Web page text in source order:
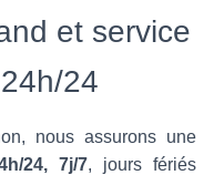
et service
24
nous assurons une
24, 7j/7, jours fériés